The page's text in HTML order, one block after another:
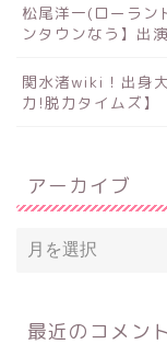
松尾洋一(ローラ
ンタウンなう】出演
関水渚wiki！出身
力!脱力タイムズ】
アーカイブ
最近のコメン